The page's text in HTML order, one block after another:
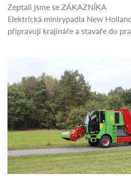
Zeptali jsme se ZÁKAZNÍKA
Elektrická minirypadla New
připravují krajináře a stavaře do